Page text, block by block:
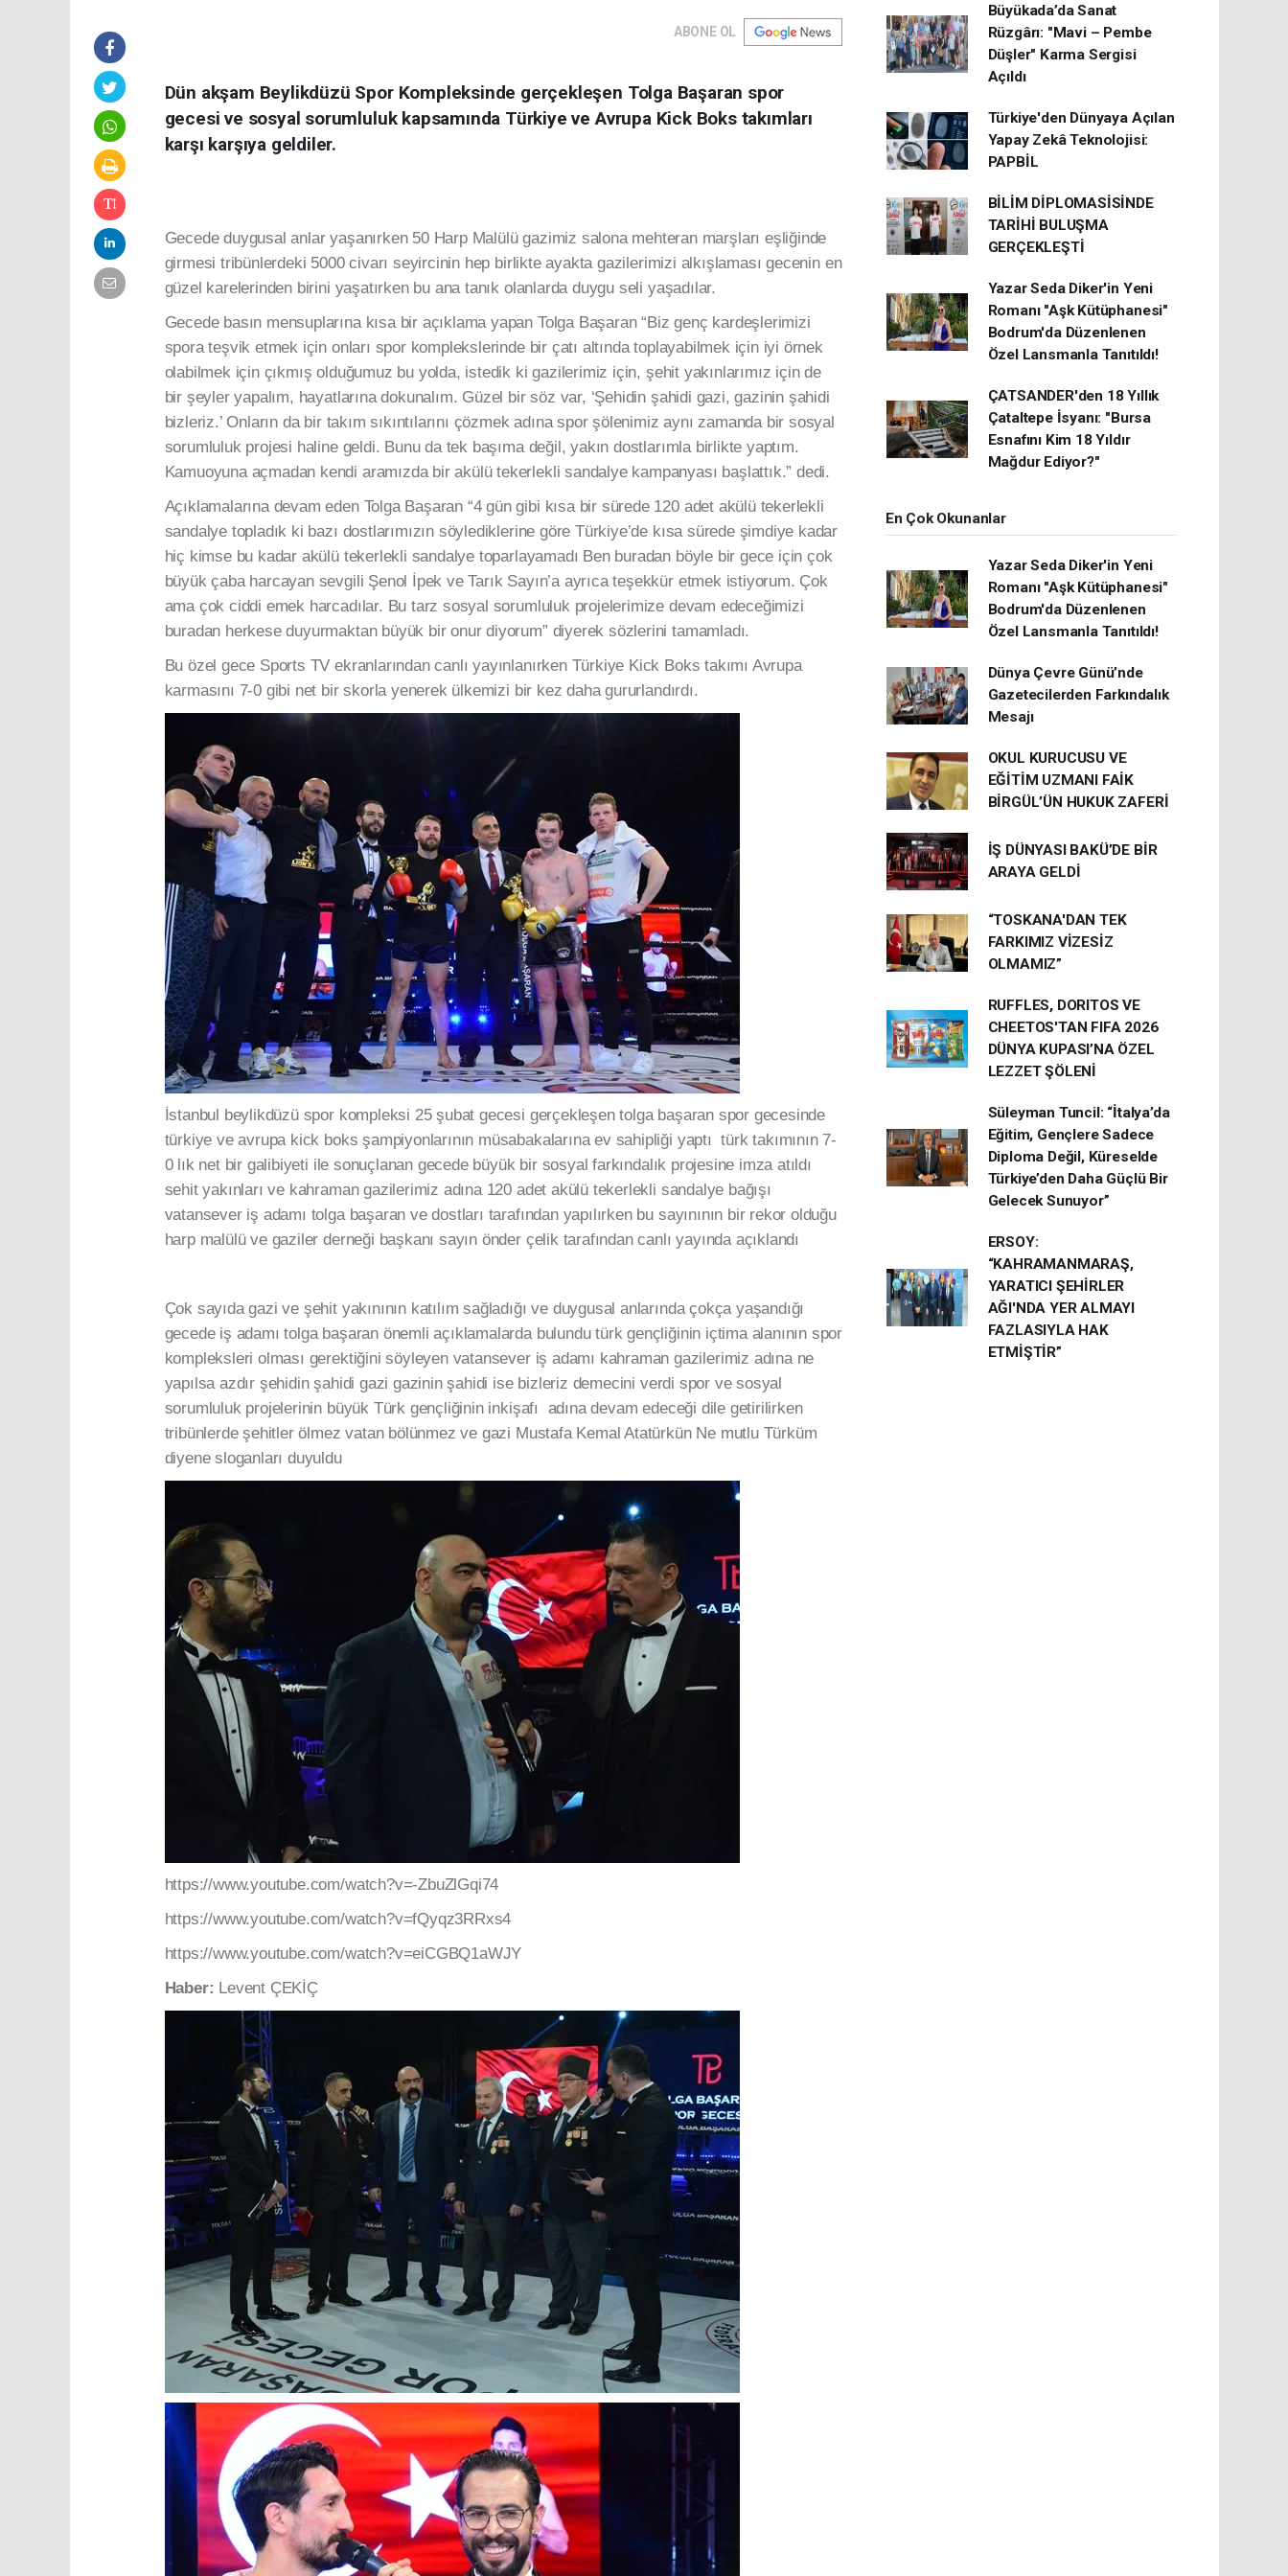
ABONE OL
Dün akşam Beylikdüzü Spor Kompleksinde gerçekleşen Tolga Başaran spor
gecesi ve sosyal sorumluluk kapsamında Türkiye ve Avrupa Kick Boks takımları
karşı karşıya geldiler.
Gecede duygusal anlar yaşanırken 50 Harp Malülü gazimiz salona mehteran marşları eşliğinde
girmesi tribünlerdeki 5000 civarı seyircinin hep birlikte ayakta gazilerimizi alkışlaması gecenin en
güzel karelerinden birini yaşatırken bu ana tanık olanlarda duygu seli yaşadılar.
Gecede basın mensuplarına kısa bir açıklama yapan Tolga Başaran “Biz genç kardeşlerimizi
spora teşvik etmek için onları spor komplekslerinde bir çatı altında toplayabilmek için iyi örnek
olabilmek için çıkmış olduğumuz bu yolda, istedik ki gazilerimiz için, şehit yakınlarımız için de
bir şeyler yapalım, hayatlarına dokunalım. Güzel bir söz var, ‘Şehidin şahidi gazi, gazinin şahidi
bizleriz.’ Onların da bir takım sıkıntılarını çözmek adına spor şölenimiz aynı zamanda bir sosyal
sorumluluk projesi haline geldi. Bunu da tek başıma değil, yakın dostlarımla birlikte yaptım.
Kamuoyuna açmadan kendi aramızda bir akülü tekerlekli sandalye kampanyası başlattık.” dedi.
Açıklamalarına devam eden Tolga Başaran “4 gün gibi kısa bir sürede 120 adet akülü tekerlekli
sandalye topladık ki bazı dostlarımızın söylediklerine göre Türkiye’de kısa sürede şimdiye kadar
hiç kimse bu kadar akülü tekerlekli sandalye toparlayamadı Ben buradan böyle bir gece için çok
büyük çaba harcayan sevgili Şenol İpek ve Tarık Sayın’a ayrıca teşekkür etmek istiyorum. Çok
ama çok ciddi emek harcadılar. Bu tarz sosyal sorumluluk projelerimize devam edeceğimizi
buradan herkese duyurmaktan büyük bir onur diyorum” diyerek sözlerini tamamladı.
Bu özel gece Sports TV ekranlarından canlı yayınlanırken Türkiye Kick Boks takımı Avrupa
karmasını 7-0 gibi net bir skorla yenerek ülkemizi bir kez daha gururlandırdı.
İstanbul beylikdüzü spor kompleksi 25 şubat gecesi gerçekleşen tolga başaran spor gecesinde
türkiye ve avrupa kick boks şampiyonlarının müsabakalarına ev sahipliği yaptı türk takımının 7-
0 lık net bir galibiyeti ile sonuçlanan gecede büyük bir sosyal farkındalık projesine imza atıldı
sehit yakınları ve kahraman gazilerimiz adına 120 adet akülü tekerlekli sandalye bağışı
vatansever iş adamı tolga başaran ve dostları tarafından yapılırken bu sayınının bir rekor olduğu
harp malülü ve gaziler derneği başkanı sayın önder çelik tarafından canlı yayında açıklandı
Çok sayıda gazi ve şehit yakınının katılım sağladığı ve duygusal anlarında çokça yaşandığı
gecede iş adamı tolga başaran önemli açıklamalarda bulundu türk gençliğinin içtima alanının spor
kompleksleri olması gerektiğini söyleyen vatansever iş adamı kahraman gazilerimiz adına ne
yapılsa azdır şehidin şahidi gazi gazinin şahidi ise bizleriz demecini verdi spor ve sosyal
sorumluluk projelerinin büyük Türk gençliğinin inkişafı adına devam edeceği dile getirilirken
tribünlerde şehitler ölmez vatan bölünmez ve gazi Mustafa Kemal Atatürkün Ne mutlu Türküm
diyene sloganları duyuldu
https://www.youtube.com/watch?v=-ZbuZlGqi74
https://www.youtube.com/watch?v=fQyqz3RRxs4
https://www.youtube.com/watch?v=eiCGBQ1aWJY
Haber: Levent ÇEKİÇ
Büyükada’da Sanat
Rüzgârı: "Mavi – Pembe
Düşler" Karma Sergisi
Açıldı
Türkiye'den Dünyaya Açılan
Yapay Zekâ Teknolojisi:
PAPBİL
BİLİM DİPLOMASİSİNDE
TARİHİ BULUŞMA
GERÇEKLEŞTİ
Yazar Seda Diker'in Yeni
Romanı "Aşk Kütüphanesi"
Bodrum'da Düzenlenen
Özel Lansmanla Tanıtıldı!
ÇATSANDER'den 18 Yıllık
Çataltepe İsyanı: "Bursa
Esnafını Kim 18 Yıldır
Mağdur Ediyor?"
En Çok Okunanlar
Yazar Seda Diker'in Yeni
Romanı "Aşk Kütüphanesi"
Bodrum'da Düzenlenen
Özel Lansmanla Tanıtıldı!
Dünya Çevre Günü’nde
Gazetecilerden Farkındalık
Mesajı
OKUL KURUCUSU VE
EĞİTİM UZMANI FAİK
BİRGÜL’ÜN HUKUK ZAFERİ
İŞ DÜNYASI BAKÜ’DE BİR
ARAYA GELDİ
“TOSKANA'DAN TEK
FARKIMIZ VİZESİZ
OLMAMIZ”
RUFFLES, DORITOS VE
CHEETOS'TAN FIFA 2026
DÜNYA KUPASI’NA ÖZEL
LEZZET ŞÖLENİ
Süleyman Tuncil: “İtalya’da
Eğitim, Gençlere Sadece
Diploma Değil, Küreselde
Türkiye’den Daha Güçlü Bir
Gelecek Sunuyor”
ERSOY:
“KAHRAMANMARAŞ,
YARATICI ŞEHİRLER
AĞI'NDA YER ALMAYI
FAZLASIYLA HAK
ETMİŞTİR”